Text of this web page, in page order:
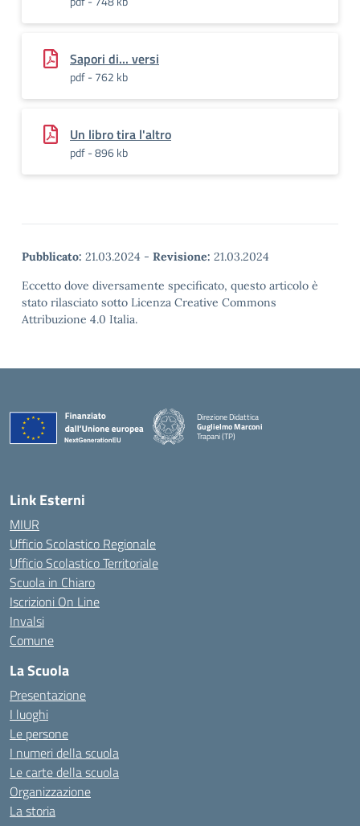
Sapori di... versi
pdf - 762 kb
Un libro tira l'altro
pdf - 896 kb
Pubblicato: 21.03.2024 - Revisione: 21.03.2024
Eccetto dove diversamente specificato, questo articolo è
stato rilasciato sotto Licenza Creative Commons
Attribuzione 4.0 Italia.
Direzione Didattica
Guglielmo Marconi
Trapani (TP)
Link Esterni
MIUR
Ufficio Scolastico Regionale
Ufficio Scolastico Territoriale
Scuola in Chiaro
Iscrizioni On Line
Invalsi
Comune
La Scuola
Presentazione
I luoghi
Le persone
I numeri della scuola
Le carte della scuola
Organizzazione
La storia